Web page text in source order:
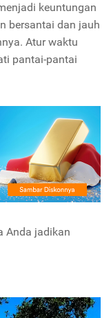
keuntungan
bersantai dan jauh
Atur waktu
pantai-pantai
Anda jadikan